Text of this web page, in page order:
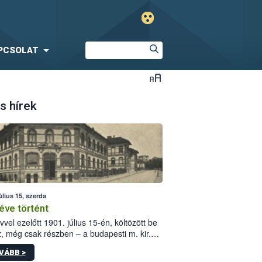
hírek
15, szerda
történt
ezelőtt 1901. július 15-én, költözött be
még csak részben – a budapesti m. kir.
állomás a Kis Rókus utca
alatti, Czigler Győző által tervezett új
>